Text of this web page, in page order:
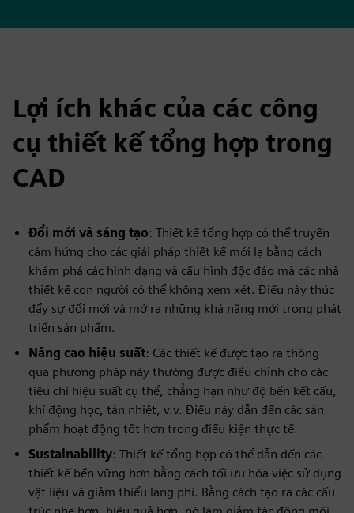
Lợi ích khác của các công
cụ thiết kế tổng hợp trong
CAD
Đổi mới và sáng tạo: Thiết kế tổng hợp có thể truyền
cảm hứng cho các giải pháp thiết kế mới lạ bằng cách
khám phá các hình dạng và cấu hình độc đáo mà các nhà
thiết kế con người có thể không xem xét. Điều này thúc
đẩy sự đổi mới và mở ra những khả năng mới trong phát
triển sản phẩm.
Nâng cao hiệu suất: Các thiết kế được tạo ra thông
qua phương pháp này thường được điều chỉnh cho các
tiêu chí hiệu suất cụ thể, chẳng hạn như độ bền kết cấu,
khí động học, tản nhiệt, v.v. Điều này dẫn đến các sản
phẩm hoạt động tốt hơn trong điều kiện thực tế.
Sustainability: Thiết kế tổng hợp có thể dẫn đến các
thiết kế bền vững hơn bằng cách tối ưu hóa việc sử dụng
vật liệu và giảm thiểu lãng phí. Bằng cách tạo ra các cấu